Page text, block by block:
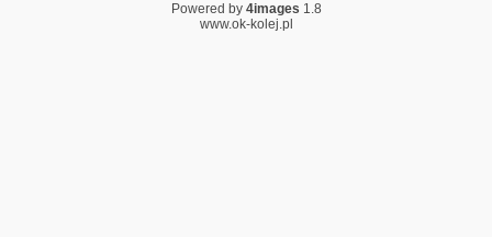
Powered by 4images 1.8
www.ok-kolej.pl